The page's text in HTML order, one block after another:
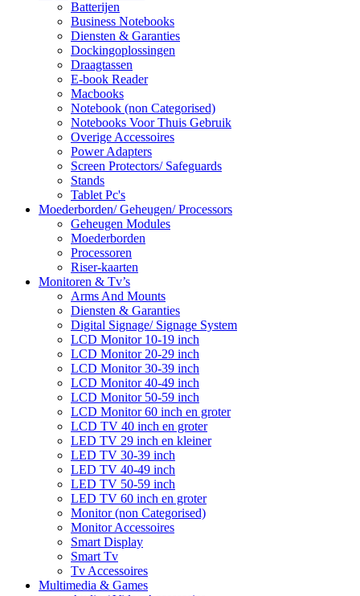
Batterijen
Business Notebooks
Diensten & Garanties
Dockingoplossingen
Draagtassen
E-book Reader
Macbooks
Notebook (non Categorised)
Notebooks Voor Thuis Gebruik
Overige Accessoires
Power Adapters
Screen Protectors/ Safeguards
Stands
Tablet Pc's
Moederborden/ Geheugen/ Processors
Geheugen Modules
Moederborden
Processoren
Riser-kaarten
Monitoren & Tv’s
Arms And Mounts
Diensten & Garanties
Digital Signage/ Signage System
LCD Monitor 10-19 inch
LCD Monitor 20-29 inch
LCD Monitor 30-39 inch
LCD Monitor 40-49 inch
LCD Monitor 50-59 inch
LCD Monitor 60 inch en groter
LCD TV 40 inch en groter
LED TV 29 inch en kleiner
LED TV 30-39 inch
LED TV 40-49 inch
LED TV 50-59 inch
LED TV 60 inch en groter
Monitor (non Categorised)
Monitor Accessoires
Smart Display
Smart Tv
Tv Accessoires
Multimedia & Games